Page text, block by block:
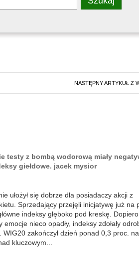
NASTĘPNY ARTYKUŁ Z
testy z bombą wodorową miały
giełdowe. jacek mysior
ułożył się dobrze dla posiadaczy akcji z
Sprzedający przejęli inicjatywę już na
indeksy głęboko pod kreskę.
nieco opadły, indeksy zdołały
zakończył dzień ponad 0,3 proc.
kluczowym...